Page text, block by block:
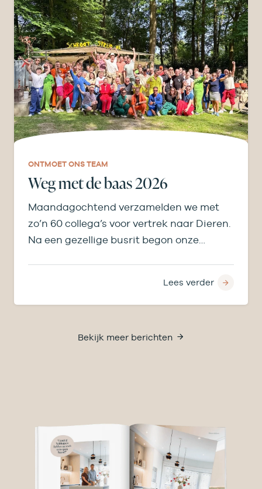
ONTMOET ONS TEAM
Weg met de baas 2026
Maandagochtend verzamelden we met
zo’n 60 collega’s voor vertrek naar Dieren.
Na een gezellige busrit begon onze
Lees verder
Bekijk meer berichten